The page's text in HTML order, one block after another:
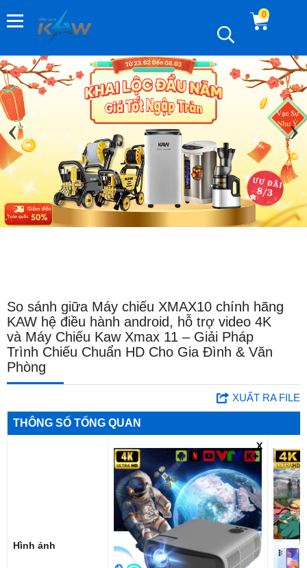
0
‹ ›
So sánh giữa Máy chiếu XMAX10 chính hãng
KAW hệ điều hành android, hỗ trợ video 4K
và Máy Chiếu Kaw Xmax 11 – Giải Pháp
Trình Chiếu Chuẩn HD Cho Gia Đình & Văn
Phòng
XUẤT RA FILE
THÔNG SỐ TỔNG QUAN
Hình ảnh
X